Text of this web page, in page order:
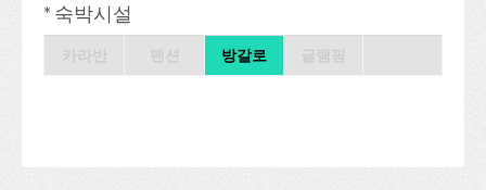
* 숙박시설
방갈로